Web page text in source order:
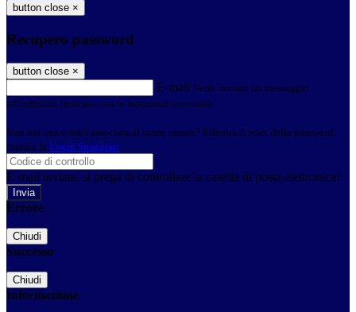
button close ×
Recupero password
button close ×
E-mail Verrà inviato un messaggio
all'indirizzo indicato con le istruzioni necessarie.
Non hai una e-mail associata al nome utente? Effettua il reset della password
tramite la Login Spaggiari
E-mail inviata, si prega di controllare la casella di posta elettronica!
Errore
Chiudi
Successo
Chiudi
Informazione